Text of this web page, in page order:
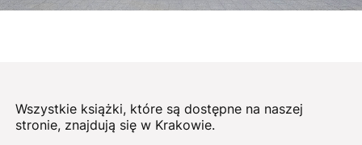
Wszystkie książki, które są dostępne na naszej
stronie, znajdują się w Krakowie.